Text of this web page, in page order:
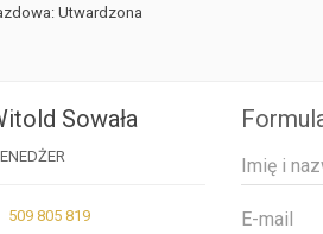
Utwardzona
Sowała
509 805 819